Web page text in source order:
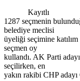
Kayıtlı
1287 seçmenin
belediye meclisi
üyeliği seçimine
seçmen oy
kullandı. AK Parti
seçilirken, en
yakın rakibi CHP